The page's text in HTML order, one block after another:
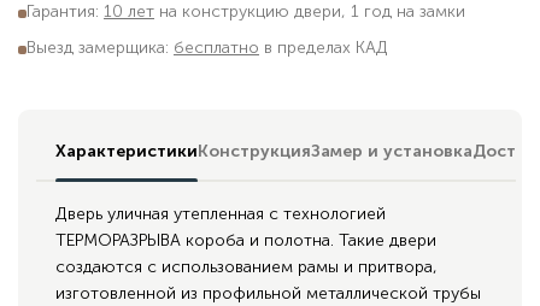
Гарантия: 10 лет на конструкцию двери, 1 год на замки
Выезд замерщика: бесплатно в пределах КАД
ХарактеристикиКонструкцияЗамер и установка
Дверь уличная утепленная с технологией
ТЕРМОРАЗРЫВА короба и полотна. Такие двери
создаются с использованием рамы и притвора,
изготовленной из профильной металлической трубы